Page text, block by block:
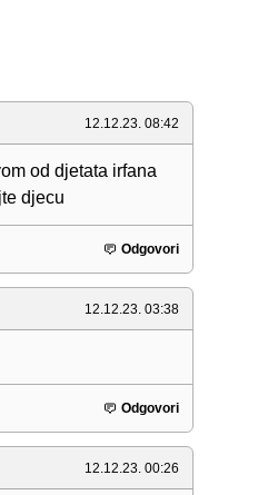
12.12.23. 08:42
od djetata irfana
djecu
Odgovori
12.12.23. 03:38
Odgovori
12.12.23. 00:26